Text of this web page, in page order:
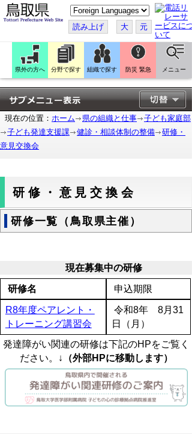
こ
の
ペ
ー
ジ
翻
訳
す
る
読み上げ 大 元
県外の方へ 分野で探す 組織で探す 防災 緊急 メニュー
現在の位置： ホーム 県の組織と仕事
子ども家庭部
子ども発達支援課
健診・相談体制の整備
研修・
意見交換会
研修・意見交換会
研修一覧（鳥取県主催）
現在募集中の研修
研修名 申込期限
R8年度ペアレント・
トレーニング講習会
令和8年 8月31
日（月）
発達障がい関連の研修は下記のHPをご覧く
ださい。↓ （外部HPに移動します）